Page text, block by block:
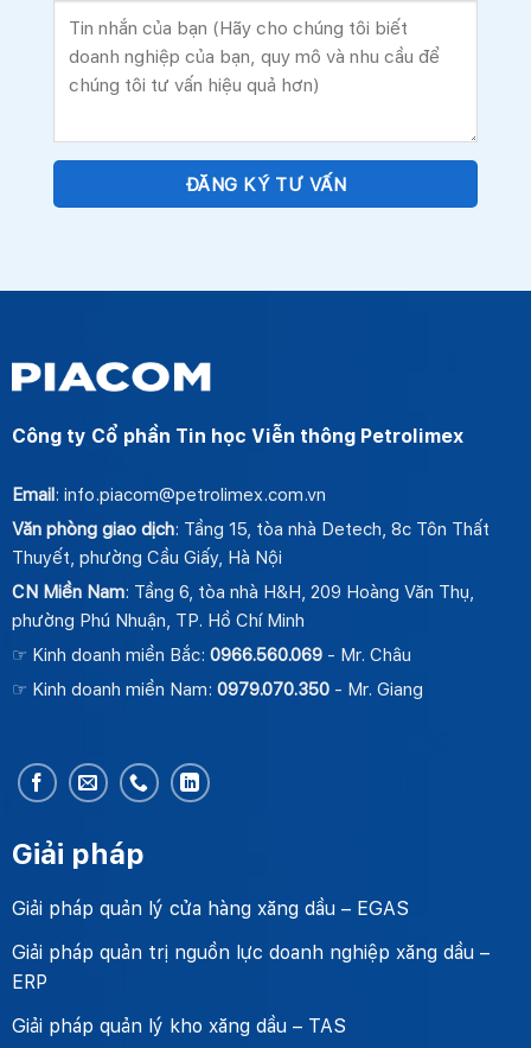
Công ty Cổ phần Tin học Viễn thông Petrolimex
Email : info.piacom@petrolimex.com.vn
Văn phòng giao dịch: Tầng 15, tòa nhà Detech, 8c Tôn Thất
Thuyết, phường Cầu Giấy, Hà Nội
CN Miền Nam: Tầng 6, tòa nhà H&H, 209 Hoàng Văn Thụ,
phường Phú Nhuận, TP. Hồ Chí Minh
☞ Kinh doanh miền Bắc: 0966.560.069- Mr. Châu
☞ Kinh doanh miền Nam: 0979.070.350- Mr. Giang
Giải pháp
Giải pháp quản lý cửa hàng xăng dầu – EGAS
Giải pháp quản trị nguồn lực doanh nghiệp xăng dầu –
ERP
Giải pháp quản lý kho xăng dầu – TAS